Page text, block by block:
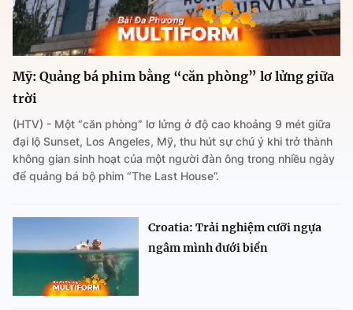
Mỹ: Quảng bá phim bằng “căn phòng” lơ lửng giữa
trời
(HTV) - Một “căn phòng” lơ lửng ở độ cao khoảng 9 mét giữa
đại lộ Sunset, Los Angeles, Mỹ, thu hút sự chú ý khi trở thành
không gian sinh hoạt của một người đàn ông trong nhiều ngày
để quảng bá bộ phim “The Last House”.
Croatia: Trải nghiệm cưỡi ngựa
ngâm mình dưới biển